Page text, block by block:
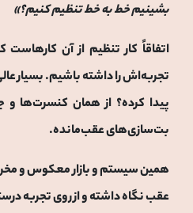
بشینیم خط به خط تنظیم کنیم؟»
اتفاقاً کار تنظیم از آن
تجربه‌اش را داشته باشیم. بسیار
پیدا کرده؟ از همان کنسرت‌ها و
بت‌سازی‌های عقب‌مانده.
همین سیستم و بازار معکوس و
عقب نگاه داشته و از روی تجربه